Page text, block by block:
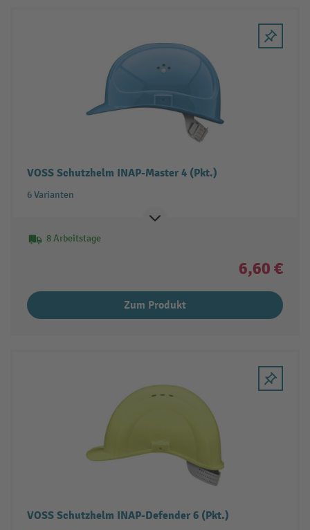
VOSS Schutzhelm INAP-Master 4 (Pkt.)
6 Varianten
8 Arbeitstage
6,60 €
Zum Produkt
VOSS Schutzhelm INAP-Defender 6 (Pkt.)